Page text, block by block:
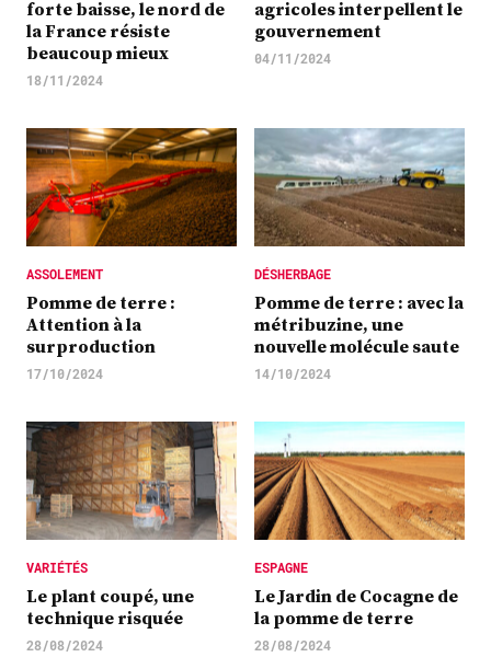
forte baisse, le nord de
la France résiste
beaucoup mieux
18/11/2024
agricoles interpellent le
gouvernement
04/11/2024
ASSOLEMENT
Pomme de terre :
Attention à la
surproduction
17/10/2024
DÉSHERBAGE
Pomme de terre : avec la
métribuzine, une
nouvelle molécule saute
14/10/2024
VARIÉTÉS
Le plant coupé, une
technique risquée
28/08/2024
ESPAGNE
Le Jardin de Cocagne de
la pomme de terre
28/08/2024